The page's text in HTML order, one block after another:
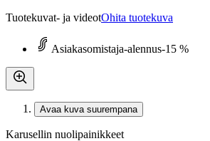
Tuotekuvat- ja videotOhita tuotekuva
Asiakasomistaja-alennus-15 %
Avaa kuva suurempana
Karusellin nuolipainikkeet